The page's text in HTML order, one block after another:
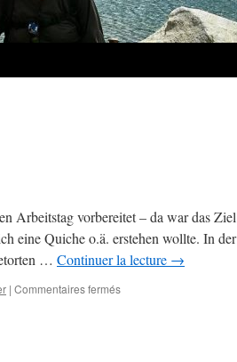
Arbeitstag vorbereitet – da war das Ziel
eine Quiche o.ä. erstehen wollte. In der
… Continuer la lecture →
| Commentaires ferméssur